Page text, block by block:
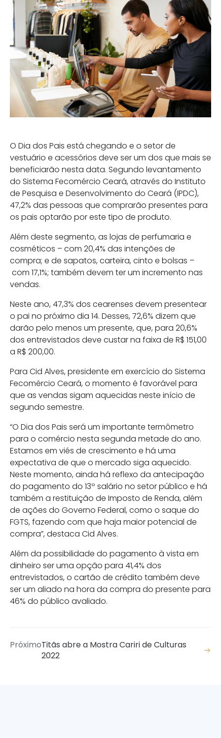
O Dia dos Pais está chegando e o setor de
vestuário e acessórios deve ser um dos que mais se
beneficiarão nesta data. Segundo levantamento
do Sistema Fecomércio Ceará, através do Instituto
de Pesquisa e Desenvolvimento do Ceará (IPDC),
47,2% das pessoas que comprarão presentes para
os pais optarão por este tipo de produto.
Além deste segmento, as lojas de perfumaria e
cosméticos – com 20,4% das intenções de
compra; e de sapatos, carteira, cinto e bolsas –
com 17,1%; também devem ter um incremento nas
vendas.
Neste ano, 47,3% dos cearenses devem presentear
o pai no próximo dia 14. Desses, 72,6% dizem que
darão pelo menos um presente, que, para 20,6%
dos entrevistados deve custar na faixa de R$ 151,00
a R$ 200,00.
Para Cid Alves, presidente em exercício do Sistema
Fecomércio Ceará, o momento é favorável para
que as vendas sigam aquecidas neste início de
segundo semestre.
“O Dia dos Pais será um importante termômetro
para o comércio nesta segunda metade do ano.
Estamos em viés de crescimento e há uma
expectativa de que o mercado siga aquecido.
Neste momento, ainda há reflexo da antecipação
do pagamento do 13º salário no setor público e há
também a restituição de Imposto de Renda, além
de ações do Governo Federal, como o saque do
FGTS, fazendo com que haja maior potencial de
compra”, destaca Cid Alves.
Além da possibilidade do pagamento à vista em
dinheiro ser uma opção para 41,4% dos
entrevistados, o cartão de crédito também deve
ser um aliado na hora da compra do presente para
46% do público avaliado.
PróximoTitãs abre a Mostra Cariri de Culturas
2022